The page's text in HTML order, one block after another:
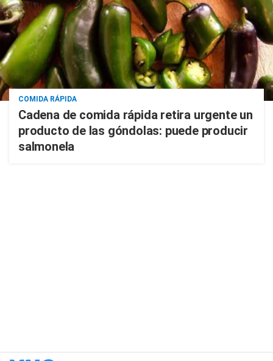
COMIDA RÁPIDA
Cadena de comida rápida retira urgente un
producto de las góndolas: puede producir
salmonela